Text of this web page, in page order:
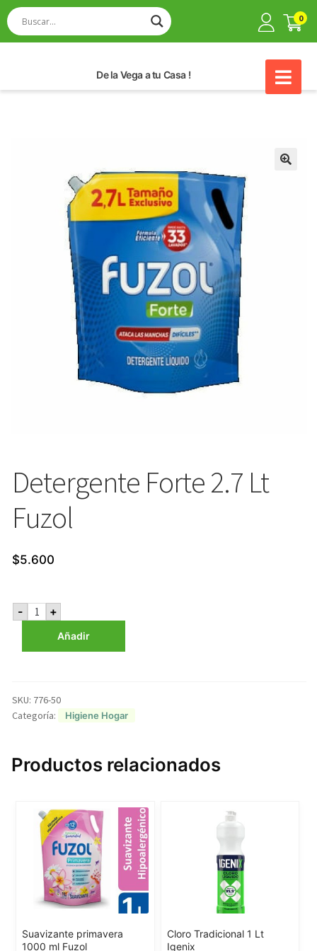
0
De la Vega a tu Casa !
Detergente Forte 2.7 Lt
Fuzol
$5.600
- Detergente
Forte
Fuzol
+
Añadir
SKU: 776-50
Categoría:
Higiene Hogar
Productos relacionados
Suavizante primavera
1000 ml Fuzol
Cloro Tradicional 1 Lt
Igenix